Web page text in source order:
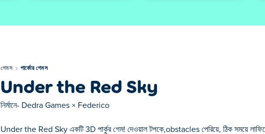
গেমস পার্কোর গেমস
Under the Red Sky
নির্মানে- Dedra Games × Federico
Under the Red Sky একটি 3D পার্কুর গেম! দেওয়াল টপকে,obstacles পেরিয়ে, ঠিক সময়ে